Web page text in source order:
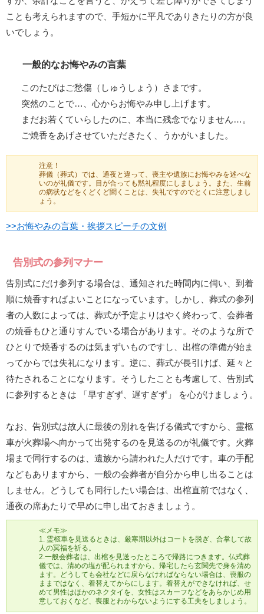
ことも考えられますので、手短かに平凡でありきたりの方が良
いでしょう。
一般的なお悔やみの言葉
このたびはご愁傷（しゅうしょう）さまです。
突然のことで…、心からお悔やみ申し上げます。
まだお若くていらしたのに、本当に残念でなりません…。
ご焼香をあげさせていただきたく、うかがいました。
注意！
葬儀（葬式）では、通夜と違って、喪主や遺族にお悔やみを述べな
いのが礼儀です。目が合っても黙礼程度にしましょう。また、生前
の病状などをくどくど聞くことは、失礼ですのでとくに注意しまし
ょう。
>>お悔やみの言葉・挨拶スピーチの文例
告別式の参列マナー
告別式にだけ参列する場合は、通知された時間内に伺い、到着
順に焼香すればよいことになっています。しかし、葬式の参列
者の人数によっては、葬式が予定よりはやく終わって、会葬者
の焼香もひと通りすんでいる場合があります。そのような所で
ひとりで焼香するのは気まずいものですし、出棺の準備が始ま
ってからでは失礼になります。逆に、葬式が長引けば、延々と
待たされることになります。そうしたことも考慮して、告別式
に参列するときは 「早すぎず、遅すぎず」 を心がけましょう。
なお、告別式は故人に最後の別れを告げる儀式ですから、霊柩
車が火葬場へ向かって出発するのを見送るのが礼儀です。火葬
場まで同行するのは、遺族から請われた人だけです。車の手配
などもありますから、一般の会葬者が自分から申し出ることは
しません。どうしても同行したい場合は、出棺直前ではなく、
通夜の席あたりで早めに申し出ておきましょう。
≪メモ≫
1. 霊柩車を見送るときは、厳寒期以外はコートを脱ぎ、合掌して故
人の冥福を祈る。
2.一般会葬者は、出棺を見送ったところで帰路につきます。仏式葬
儀では、清めの塩が配られますから、帰宅したら玄関先で身を清め
ます。どうしても会社などに戻らなければならない場合は、喪服の
ままではなく、着替えてからにします。着替えができなければ、せ
めて男性はほかのネクタイを、女性はスカーフなどをあらかじめ用
意しておくなど、喪服とわからないようにする工夫をしましょう。